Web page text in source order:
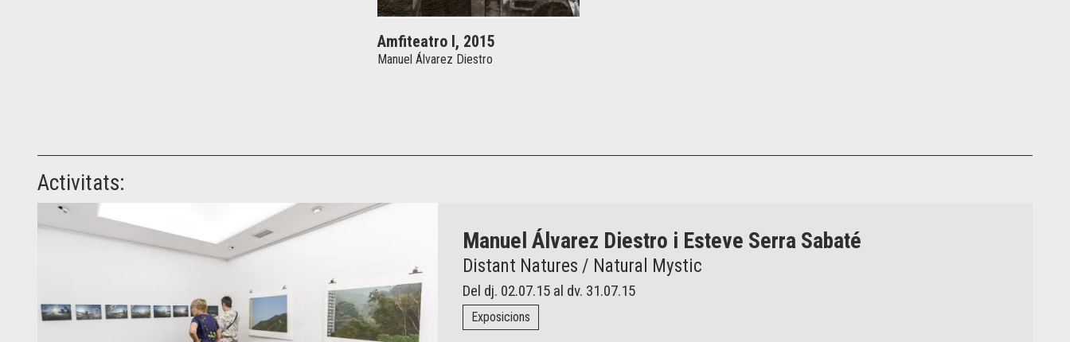
Amfiteatro I, 2015
Manuel Álvarez Diestro
Activitats:
Manuel Álvarez Diestro i Esteve Serra Sabaté
Distant Natures / Natural Mystic
Del dj. 02.07.15 al dv. 31.07.15
Exposicions